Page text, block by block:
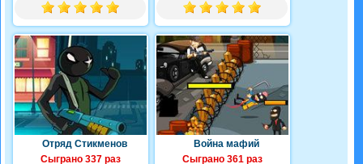
Отряд Стикменов
Сыграно 337 раз
Война мафий
Сыграно 361 раз